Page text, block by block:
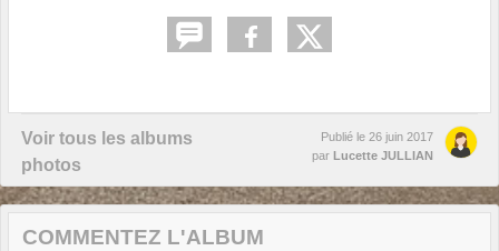
Voir tous les albums
photos
Publié le 26 juin 2017
par Lucette JULLIAN
COMMENTEZ L'ALBUM